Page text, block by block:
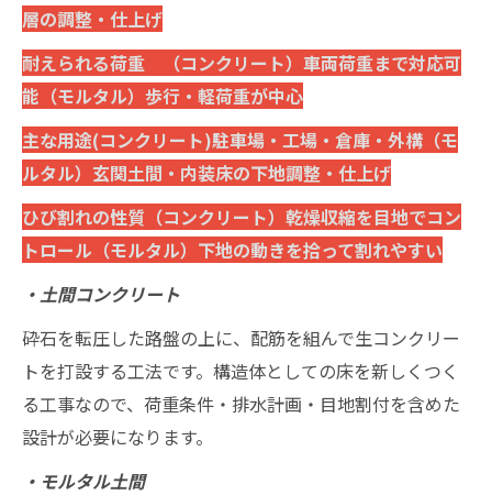
層の調整・仕上げ
耐えられる荷重 （コンクリート）車両荷重まで対応可
能（モルタル）歩行・軽荷重が中心
主な用途(コンクリート)駐車場・工場・倉庫・外構（モ
ルタル）玄関土間・内装床の下地調整・仕上げ
ひび割れの性質（コンクリート）乾燥収縮を目地でコン
トロール（モルタル）下地の動きを拾って割れやすい
・土間コンクリート
砕石を転圧した路盤の上に、配筋を組んで生コンクリー
トを打設する工法です。構造体としての床を新しくつく
る工事なので、荷重条件・排水計画・目地割付を含めた
設計が必要になります。
・モルタル土間